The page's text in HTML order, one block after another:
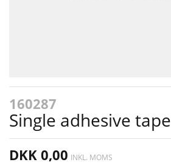
160287
Single adhesive tape
DKK 0,00 INKL. MOMS